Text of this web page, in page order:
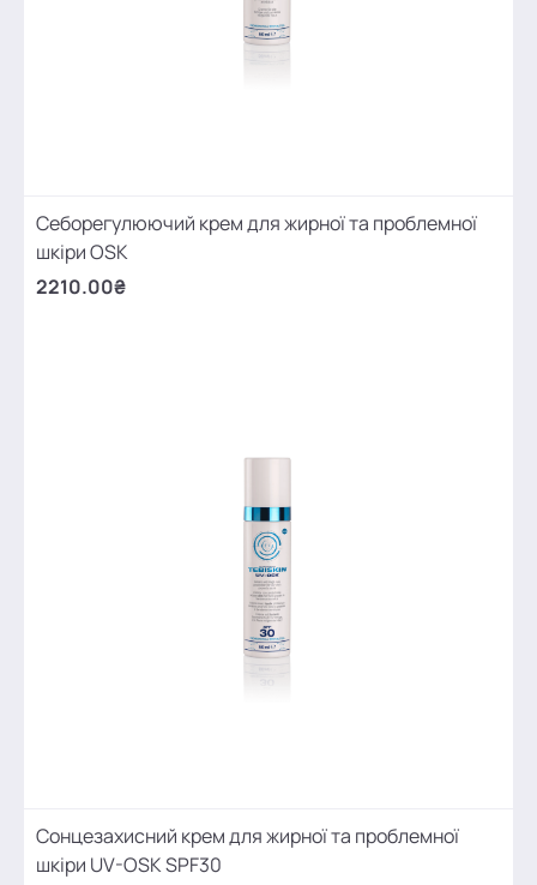
Себорегулюючий крем для жирної та проблемної
шкіри OSK
2210.00₴
Сонцезахисний крем для жирної та проблемної
шкіри UV-OSK SPF30